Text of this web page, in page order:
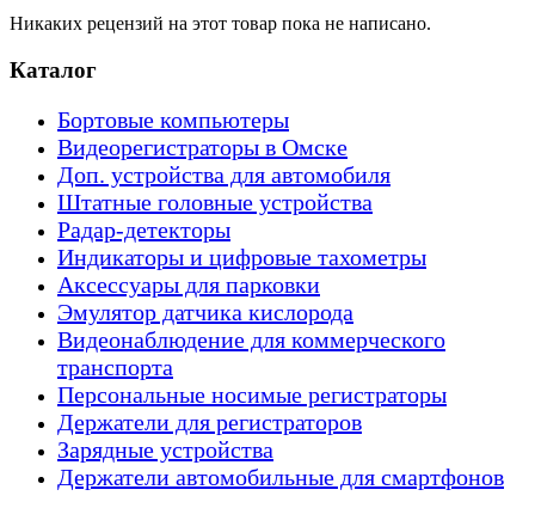
Никаких рецензий на этот товар пока не написано.
Каталог
Бортовые компьютеры
Видеорегистраторы в Омске
Доп. устройства для автомобиля
Штатные головные устройства
Радар-детекторы
Индикаторы и цифровые тахометры
Аксессуары для парковки
Эмулятор датчика кислорода
Видеонаблюдение для коммерческого
транспорта
Персональные носимые регистраторы
Держатели для регистраторов
Зарядные устройства
Держатели автомобильные для смартфонов